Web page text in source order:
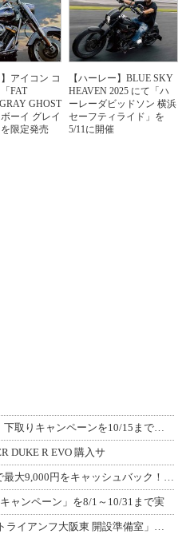
】アイコン コ
FAT
GHOST
ーイ グレイ
限定発売
【ハーレー】BLUE SKY
HEAVEN 2025 にて「ハ
ーレーダビッドソン 横浜
セーフティライド」を
5/11に開催
DUKE R EVO 購入サ
ャンペーン」を8/1～10/31まで実